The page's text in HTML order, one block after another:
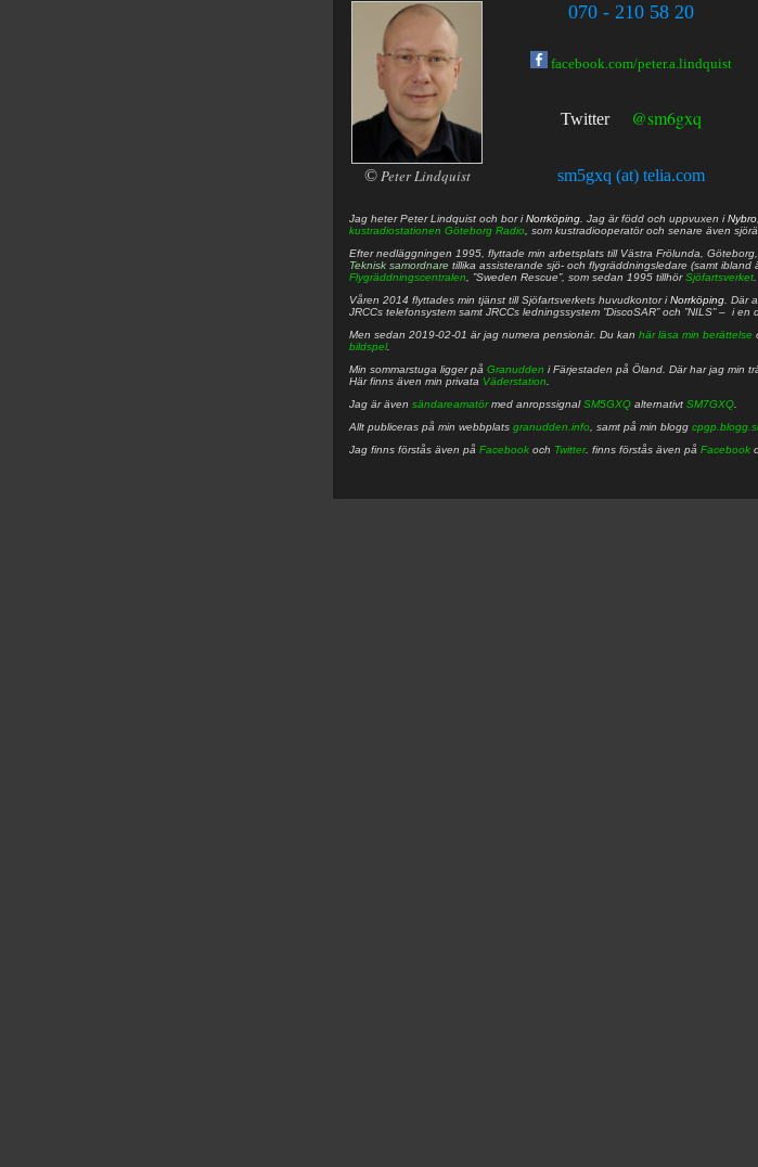
© Peter Lindquist
070 - 210 58 20
facebook.com/peter.a.lindquist
Twitter @sm6gxq
sm5gxq (at) telia.com
Jag heterPeter Lindquist och bor iNorrköping . Jag är född och uppvuxen iNybro
kustradiostationen Göteborg Radio , som kustradiooperatör och senare även
Efter nedläggningen 1995, flyttade min arbetsplats till Västra Frölunda,
Teknisk samordnare tillika assisterande sjö- och flygräddningsledare (samt ibland
Flygräddningscentralen , ”Sweden Rescue”, som sedan 1995 tillhörSjöfartsverket
Våren 2014 flyttades min tjänst till Sjöfartsverkets huvudkontor iNorrköping . Där
JRCCs telefonsystem samt JRCCs ledningssystem ”DiscoSAR” och ”NILS” – i en
Men sedan 2019-02-01 är jag numera pensionär. Du kan här läsa min berättelse
bildspel.
Min sommarstuga ligger på Granudden i Färjestaden på Öland. Där har jag min
Här finns även min privata Väderstation
Jag är även sändareamatörmed anropssignalSM5GXQ alternativt SM7GXQ
Allt publiceras på min webbplats granudden.info , samt på min blogg
Jag finns förstås även på Facebook och Twitter. finns förstås även på Facebook